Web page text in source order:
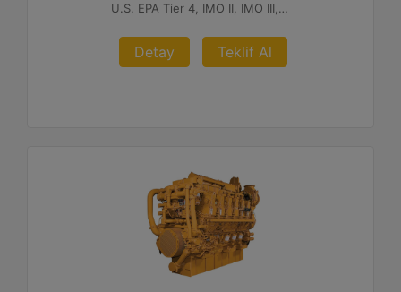
U.S. EPA Tier 4, IMO II, IMO III, IMO II/III switchable
Detay Teklif Al